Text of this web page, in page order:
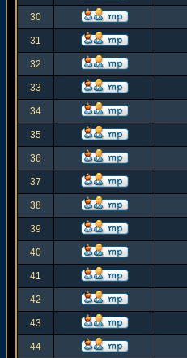
30
31
32
33
34
35
36
37
38
39
40
41
42
43
44